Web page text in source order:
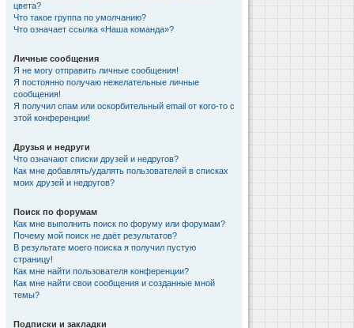
цвета?
Что такое группа по умолчанию?
Что означает ссылка «Наша команда»?
Личные сообщения
Я не могу отправить личные сообщения!
Я постоянно получаю нежелательные личные
сообщения!
Я получил спам или оскорбительный email от кого-то с
этой конференции!
Друзья и недруги
Что означают списки друзей и недругов?
Как мне добавлять/удалять пользователей в списках
моих друзей и недругов?
Поиск по форумам
Как мне выполнить поиск по форуму или форумам?
Почему мой поиск не даёт результатов?
В результате моего поиска я получил пустую
страницу!
Как мне найти пользователя конференции?
Как мне найти свои сообщения и созданные мной
темы?
Подписки и закладки